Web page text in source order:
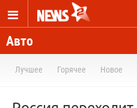
Авто
Лучшее Горячее Новое